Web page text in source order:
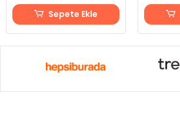
Sepete Ekle